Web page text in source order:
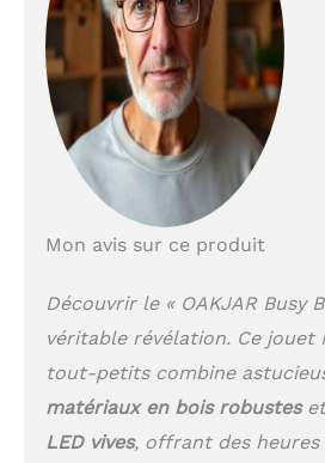
pendant
Jouet
matériau
fabriqué
haute
de
enfants,
haute
pour les
pour les
sûrs et
Mon avis sur ce produit
Découvrir le « OAKJAR Busy
véritable révélation. Ce jouet
tout-petits combine
matériaux en bois robusteset
LED vives, offrant des heures